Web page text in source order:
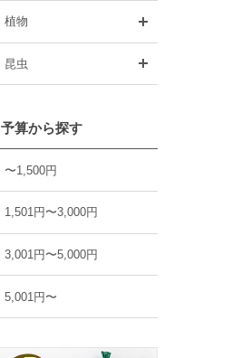
植物
昆虫
予算から探す
〜1,500円
1,501円〜3,000円
3,001円〜5,000円
5,001円〜